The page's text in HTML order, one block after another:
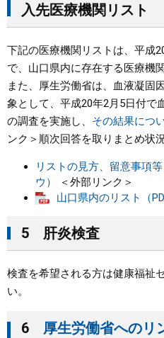
入先医療機関リスト
下記の医療機関リストは、平成
で、山口県内に存在する医療機
また、厚生労働省は、血液凝固
象として、平成20年2月5日付で
の調査を実施し、 その結果につ
ンク＞ 順次回答を取りまとめ状
リストの見方、留意事項
ウ）
＜外部リンク＞
山口県内のリスト（
5 肝炎検査
検査を希望される方は健康福祉
い。
6 厚生労働省へのリ